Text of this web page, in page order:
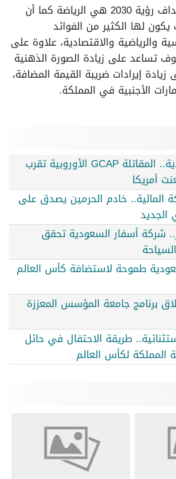
كما أكد أنه من أهداف رؤية 2030 هي الرياضة كما أن
لها الكثير من الفوائد
والرياضية والاقتصادية، علاوة على
تساعد على زيادة الصورة الذهنية
زيادة إيرادات ضريبة القيمة المضافة،
الأجنبية في المملكة.
اقتربت من السعودية.. المقاتلة GCAP الأوروبية تقرب
أمريكا
المالية.. خادم الحرمين يصدق على
الجديد
زائر.. شركة أسفار السعودية تحقق
طموحة لاستضافة كأس العالم
برنامج جامعة المؤسس المعززة
طريقة الاحتفال في حائل
المملكة لكأس العالم